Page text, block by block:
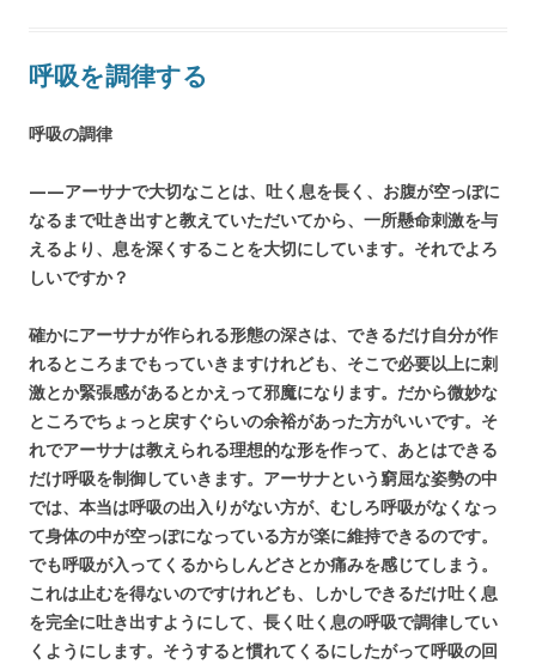
呼吸を調律する
呼吸の調律
——アーサナで大切なことは、吐く息を長く、お腹が空っぽに
なるまで吐き出すと教えていただいてから、一所懸命刺激を与
えるより、息を深くすることを大切にしています。それでよろ
しいですか？
確かにアーサナが作られる形態の深さは、できるだけ自分が作
れるところまでもっていきますけれども、そこで必要以上に刺
激とか緊張感があるとかえって邪魔になります。だから微妙な
ところでちょっと戻すぐらいの余裕があった方がいいです。そ
れでアーサナは教えられる理想的な形を作って、あとはできる
だけ呼吸を制御していきます。アーサナという窮屈な姿勢の中
では、本当は呼吸の出入りがない方が、むしろ呼吸がなくなっ
て身体の中が空っぽになっている方が楽に維持できるのです。
でも呼吸が入ってくるからしんどさとか痛みを感じてしまう。
これは止むを得ないのですけれども、しかしできるだけ吐く息
を完全に吐き出すようにして、長く吐く息の呼吸で調律してい
くようにします。そうすると慣れてくるにしたがって呼吸の回